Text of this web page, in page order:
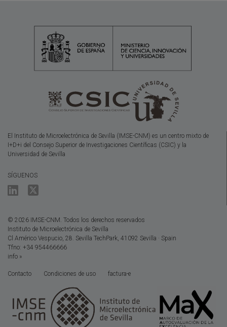
El Instituto de Microelectrónica de Sevilla (IMSE-CNM) es un centro mixto de
I+D+i del Consejo Superior de Investigaciones Científicas (CSIC) y la
Universidad de Sevilla
SÍGUENOS
© 2026 IMSE-CNM. Todos los derechos reservados
Instituto de Microelectrónica de Sevilla
Cl Américo Vespucio, 28. Sevilla TechPark, 41092 Sevilla · Spain
Tfno: +34 954466666
info »
Contacto Condiciones de uso factura-e